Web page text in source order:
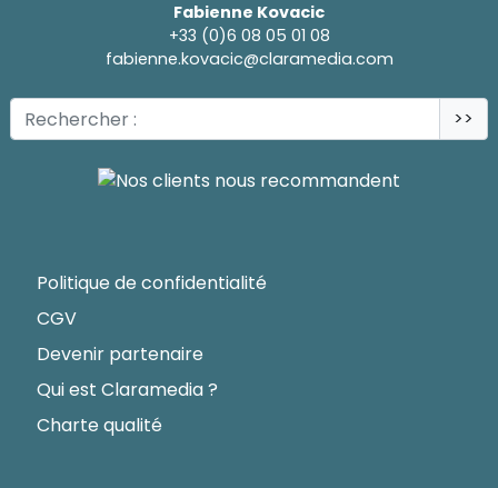
Fabienne Kovacic
+33 (0)6 08 05 01 08
fabienne.kovacic@claramedia.com
>>
Politique de confidentialité
CGV
Devenir partenaire
Qui est Claramedia ?
Charte qualité